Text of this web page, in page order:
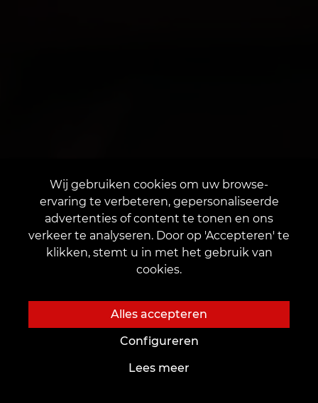
Wij gebruiken cookies om uw browse-
ervaring te verbeteren, gepersonaliseerde
advertenties of content te tonen en ons
verkeer te analyseren. Door op 'Accepteren' te
klikken, stemt u in met het gebruik van
cookies.
Alles accepteren
Configureren
Lees meer